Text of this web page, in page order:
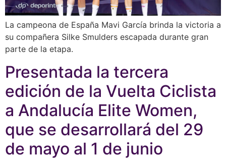
La campeona de España Mavi García brinda la victoria a
su compañera Silke Smulders escapada durante gran
parte de la etapa.
Presentada la tercera
edición de la Vuelta Ciclista
a Andalucía Elite Women,
que se desarrollará del 29
de mayo al 1 de junio